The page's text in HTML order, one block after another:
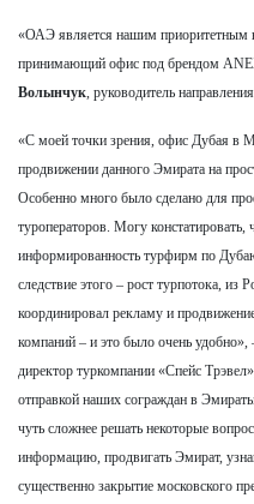
«ОАЭ является нашим приоритетным
принимающий офис под брендом
Волынчук , руководитель
«С моей точки зрения, офис Дубая в
продвижении данного Эмирата на
Особенно много было сделано для
туроператоров. Могу констатировать,
информированность турфирм по
следствие этого – рост турпотока,
координировал рекламу и
компаний – и это было очень удобно»,
директор туркомпании «Спейс
отправкой наших сограждан в
чуть сложнее решать некоторые
информацию, продвигать Эмират,
существенно закрытие московского